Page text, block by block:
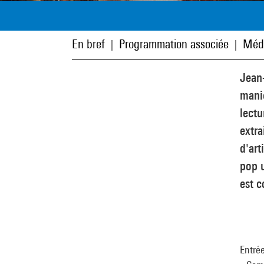
En bref Programmation associée
pop
est
Entrée